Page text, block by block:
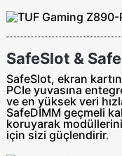
SafeSlot &
SafeSlot, ekran
PCIe yuvasına
ve en yüksek veri
SafeDIMM geçmeli
koruyarak
için sizi güçlendirir.